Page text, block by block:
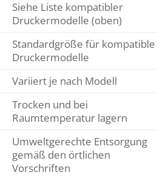
Siehe Liste kompatibler
Druckermodelle (oben)
Standardgröße für kompatible
Druckermodelle
Variiert je nach Modell
Trocken und bei
Raumtemperatur lagern
Umweltgerechte Entsorgung
gemäß den örtlichen
Vorschriften